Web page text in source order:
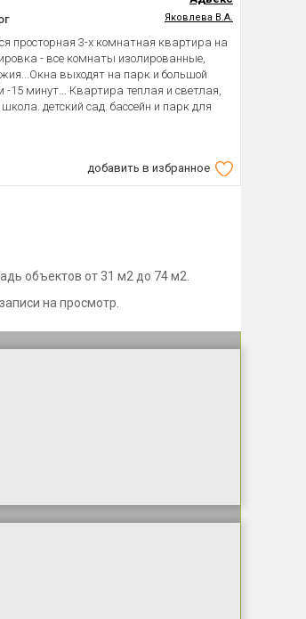
Яковлева В.А.
просторная 3-х комнатная квартира на
- все комнаты изолированные,
выходят на парк и большой
15 минут... Квартира теплая и светлая,
детский сад. бассейн и парк для
добавить в избранное
объектов от 31 м2 до 74 м2.
на просмотр.